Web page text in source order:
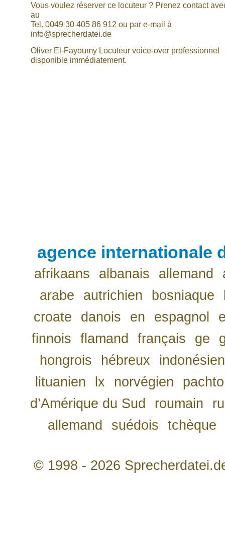
Vous voulez réserver ce locuteur ? Prenez contact
au
Tel. 0049 30 405 86 912 ou par e-mail à
info@sprecherdatei.de
Oliver El-Fayoumy Locuteur voice-over professionnel
disponible immédiatement.
agence internationale
afrikaans albanais allemand
arabe
autrichien bosniaque
croate
danois en espagnol
finnois
flamand français ge
hongrois
hébreux
indonésien
lituanien
lx norvégien
pachto
d’Amérique du Sud
roumain
allemand
suédois tchèque
© 1998 - 2026